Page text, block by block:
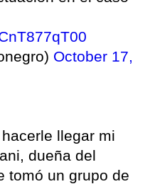
October 17,
llegar mi
dueña del
tomó un grupo de